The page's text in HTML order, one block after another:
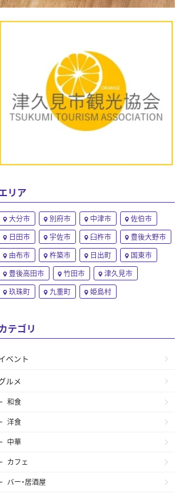
リア
大分市 別府市 中津市
佐伯市
日田市
宇佐市 臼杵市
豊後大野市
由布市
杵築市 日出町
国東市
豊後高田市
竹田市
津久見市
玖珠町
九重町 姫島村
テゴリ
ベント
ルメ
和食
洋食
中華
カフェ
バー・居酒屋